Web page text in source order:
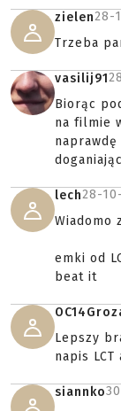
zielen28-
Trzeba
vasilij91
Biorąc
na filmie
lech28-
Wiadomo
emki od
beat it
Lepszy
napis
siannko